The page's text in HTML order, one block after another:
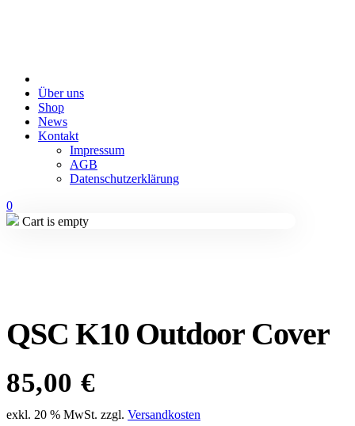
Über uns
Shop
News
Kontakt
Impressum
AGB
Datenschutzerklärung
0
Cart is empty
QSC K10 Outdoor Cover
85,00 €
exkl. 20 % MwSt. zzgl. Versandkosten